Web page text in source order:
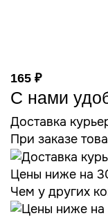
165 ₽
С нами
Доставка
При заказе
Цены ниже на
Чем у других